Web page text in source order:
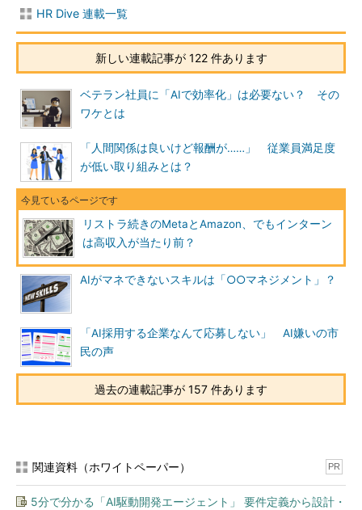
HR Dive 連載一覧
新しい連載記事が 122 件あります
ベテラン社員に「AIで効率化」は必要ない？ その
ワケとは
「人間関係は良いけど報酬が……」 従業員満足度
が低い取り組みとは？
リストラ続きのMetaとAmazon、でもインターン
は高収入が当たり前？
AIがマネできないスキルは「○○マネジメント」？
「AI採用する企業なんて応募しない」 AI嫌いの市
民の声
過去の連載記事が 157 件あります
関連資料（ホワイトペーパー） PR
5分で分かる「AI駆動開発エージェント」 要件定義から設計・